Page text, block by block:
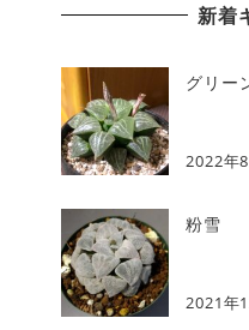
新着
グリー
2022年
粉雪
2021年